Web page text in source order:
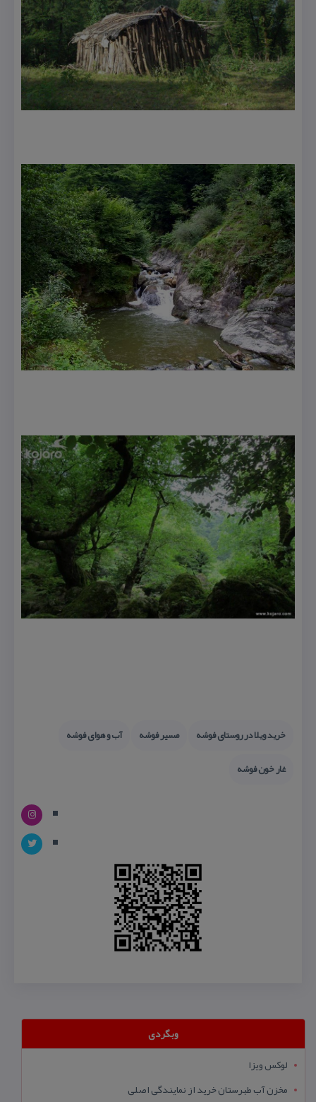
خرید ویلا در روستای فوشه مسیر فوشه
آب و هوای فوشه
غار خون فوشه
وبگردی
لوکس ویزا
مخزن آب طبرستان خرید از نمایندگی اصلی